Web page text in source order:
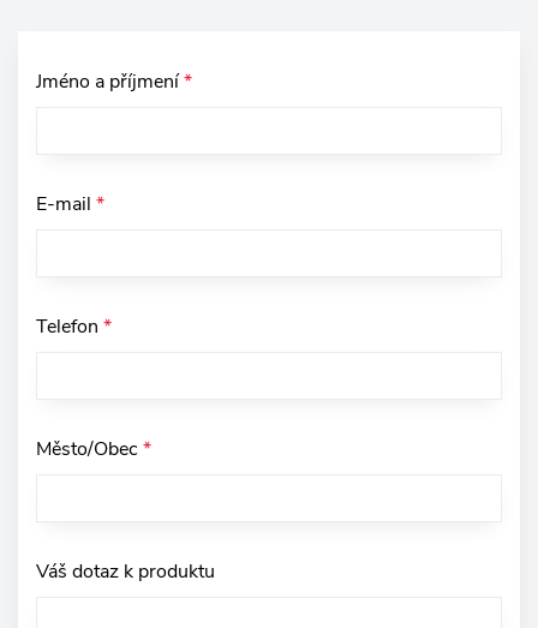
Jméno a příjmení*
E-mail *
Telefon *
Město/Obec*
Váš dotaz k produktu